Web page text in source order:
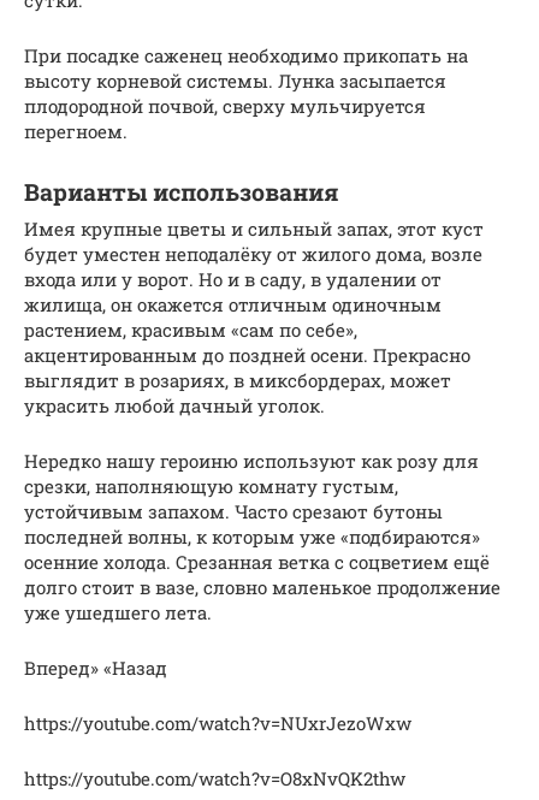
При посадке саженец необходимо прикопать на
высоту корневой системы. Лунка засыпается
плодородной почвой, сверху мульчируется
перегноем.
Варианты использования
Имея крупные цветы и сильный запах, этот куст
будет уместен неподалёку от жилого дома, возле
входа или у ворот. Но и в саду, в удалении от
жилища, он окажется отличным одиночным
растением, красивым «сам по себе»,
акцентированным до поздней осени. Прекрасно
выглядит в розариях, в миксбордерах, может
украсить любой дачный уголок.
Нередко нашу героиню используют как розу для
срезки, наполняющую комнату густым,
устойчивым запахом. Часто срезают бутоны
последней волны, к которым уже «подбираются»
осенние холода. Срезанная ветка с соцветием ещё
долго стоит в вазе, словно маленькое продолжение
уже ушедшего лета.
Вперед» «Назад
https://youtube.com/watch?v=NUxrJezoWxw
https://youtube.com/watch?v=O8xNvQK2thw